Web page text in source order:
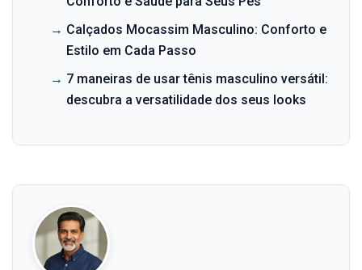
→ Calçados Mocassim Masculino: Conforto e
Estilo em Cada Passo
→ 7 maneiras de usar tênis masculino versátil:
descubra a versatilidade dos seus looks